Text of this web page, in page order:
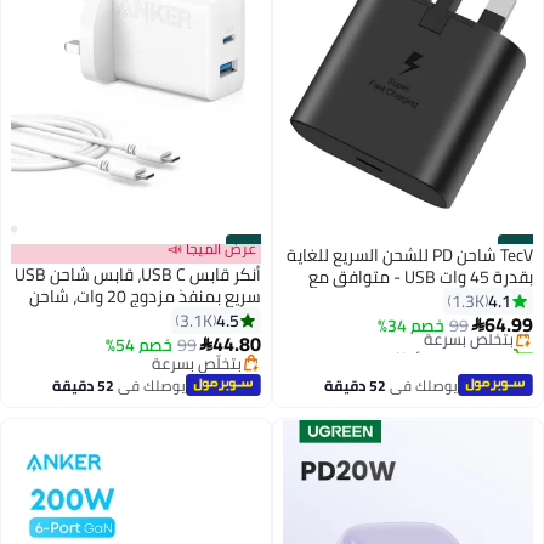
#39 TecV شاحن PD للشحن السريع للغاية
بقدرة 45 وات USB - متوافق مع
S24 S23 S22 S21 S20 Ultra، S24+
S23+ S22+ S21+، A53، A15، A 55،
A54 - محول طاقة من النوع C،
4.1
1.3K
64.99
99 خصم 34%بتخلّص بسرعة
تم بيع +210 مؤخرًا
يوصلك في52 دقيقة
#40
عرض الميجا 📣
أنكر قابس USB C، قابس شاحن USB
سريع بمنفذ مزدوج 20 وات، شاحن
Pro Max/14/13/12، Ipad
C متضمن
4.5
3.1K
44.80
99 خصم 54%
بتخلّص بسرعة
بتخلّص بسرعةيوصلك في52 دقيقة